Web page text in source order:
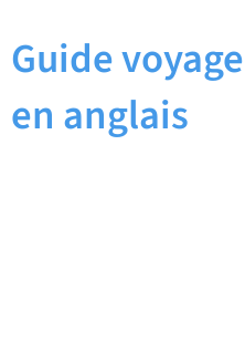
Guide
en anglais